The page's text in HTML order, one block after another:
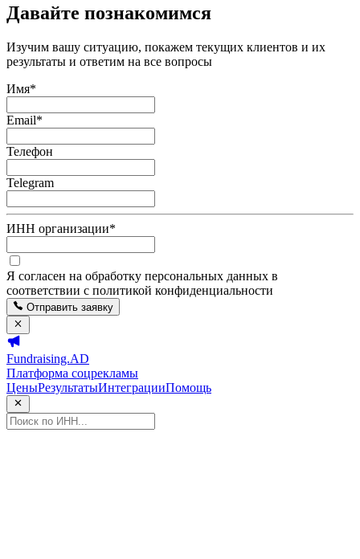
Давайте познакомимся
Изучим вашу ситуацию, покажем текущих клиентов и их
результаты и ответим на все вопросы
Имя*
Email*
Телефон
Telegram
ИНН организации*
Я согласен на обработку персональных данных в
соответствии с политикой конфиденциальности
Отправить заявку
Fundraising.AD
Платформа соцрекламы
ЦеныРезультатыИнтеграцииПомощь